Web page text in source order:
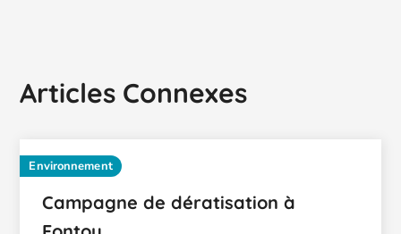
Articles Connexes
Environnement
Campagne de dératisation à